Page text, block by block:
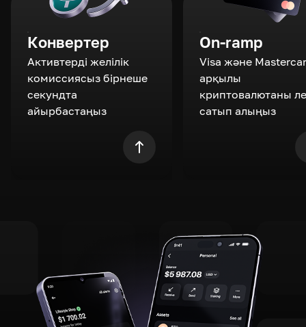
Конвертер
Активтерді желілік
комиссиясыз бірнеше
секундта
айырбастаңыз
On-ramp
Visa және
арқылы
криптовалютаны
сатып алыңыз